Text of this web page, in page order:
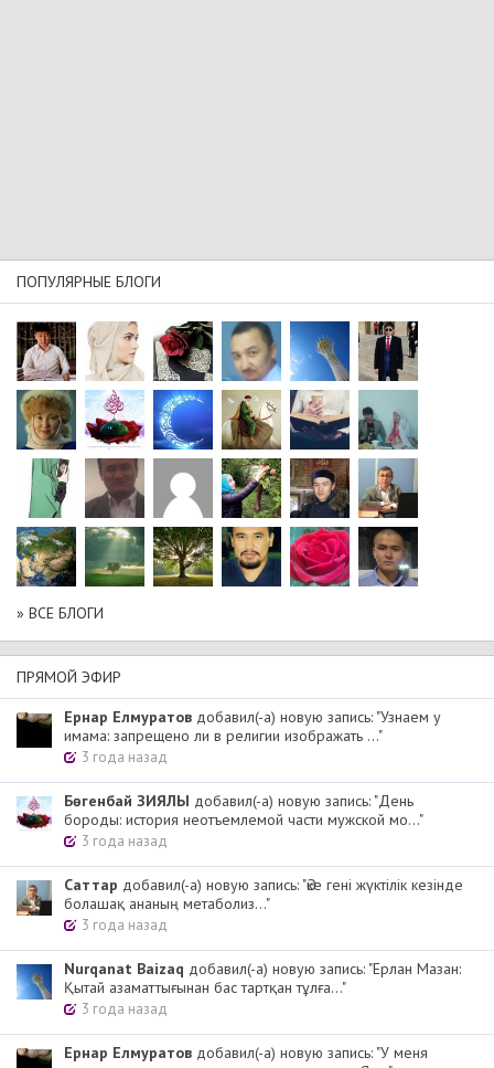
ПОПУЛЯРНЫЕ БЛОГИ
» ВСЕ БЛОГИ
ПРЯМОЙ ЭФИР
Ернар Елмуратов добавил(-а) новую запись: "Узнаем у
имама: запрещено ли в религии изображать ..."
3 года назад
Бөгенбай ЗИЯЛЫ добавил(-а) новую запись: "День
бороды: история неотъемлемой части мужской мо..."
3 года назад
Cаттар добавил(-а) новую запись: "Әке гені жүктілік кезінде
болашақ ананың метаболиз..."
3 года назад
Nurqanat Baizaq добавил(-а) новую запись: "Ерлан Мазан:
Қытай азаматтығынан бас тартқан тұлға..."
3 года назад
Ернар Елмуратов добавил(-а) новую запись: "У меня